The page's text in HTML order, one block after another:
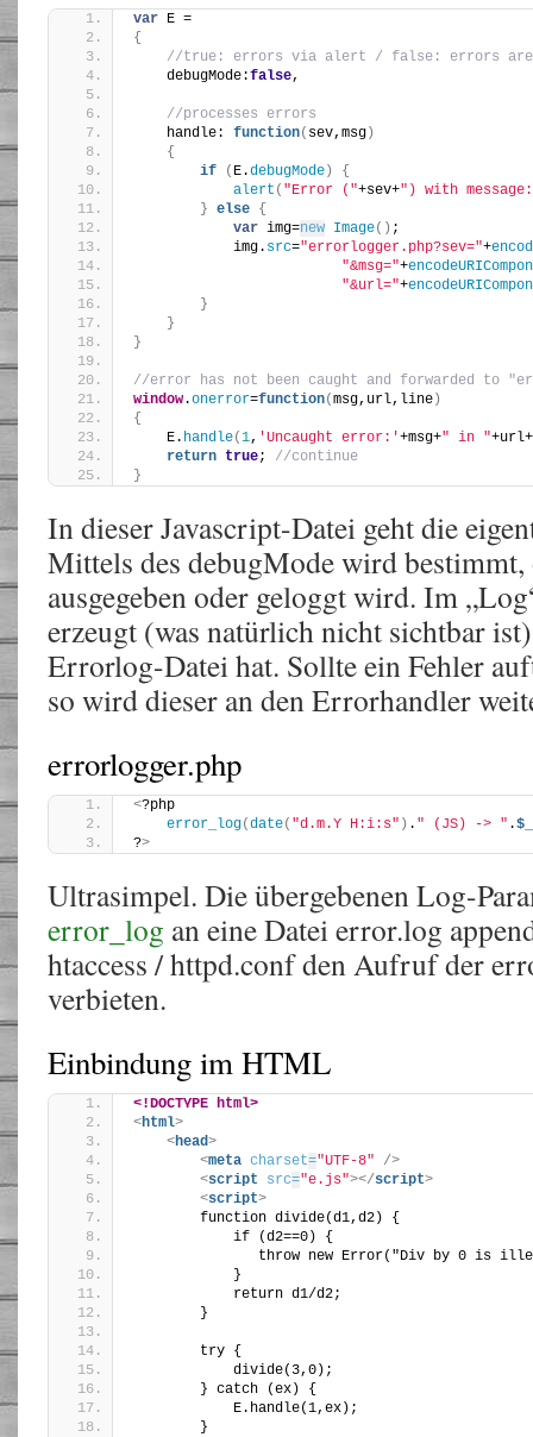
var E =
{
//true: errors via alert / false: errors are
    debugMode:
false,
//processes errors
    handle:
function( sev,msg )
{
if
( E.debugMode )
{
alert ( "Error ("+sev+") with
} else {
var img=new Image( ) ;
            img.
src="errorlogger.php?sev="+
"&msg="+
"&url="+
}
}
}
//error has not been caught and forwarded to
window.onerror=function(msg,url,line )
{
    E.
handle(1, 'Uncaught error:'+msg+" in "+url+
return true; //continue
}
In dieser Javascript-Datei geht die
Mittels des debugMode wird bestimmt,
ausgegeben oder geloggt wird. Im
erzeugt (was natürlich nicht sichtbar
Errorlog-Datei hat. Sollte ein Fehler
so wird dieser an den Errorhandler
errorlogger.php
<?php
error_log(date( "d.m.Y H:i:s" ) . " (JS) -> " .
?>
Ultrasimpel. Die übergebenen Log-
error_log an eine Datei error.log
htaccess / httpd.conf den Aufruf der
verbieten.
Einbindung im HTML
<!DOCTYPE html>
<html>
<head>
<meta charset="UTF-8"
/>
<script src="e.js"></script>
<script>
        function divide(d1,d2) {
            if (d2==0) {
throw new Error("Div by 0 is
            }
            return d1/d2;
        }
        try {
            divide(3,0);
        } catch (ex) {
            E.handle(1,ex);
        }